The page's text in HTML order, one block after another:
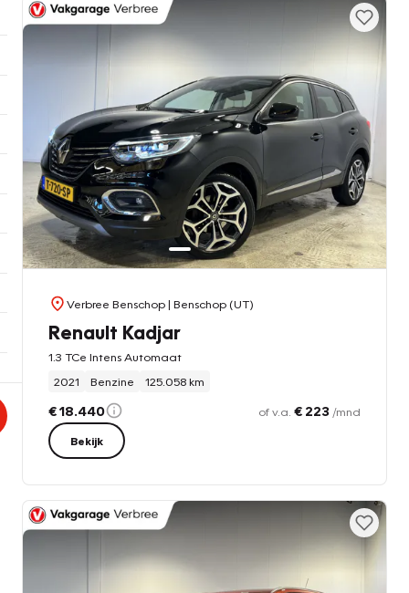
Verbree Benschop| Benschop (UT)
Renault Kadjar
1.3 TCe Intens Automaat
2021
Benzine 125.058 km
€ 18.440 of v.a. € 223 /mnd
Bekijk